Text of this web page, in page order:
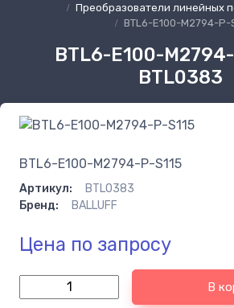
Преобразователи линейных
BTL6-E100-M2794-P-
BTL6-E100-M2794-
BTL0383
BTL6-E100-M2794-P-S115
Артикул:
BTL0383
Бренд:
BALLUFF
Цена по запросу
В